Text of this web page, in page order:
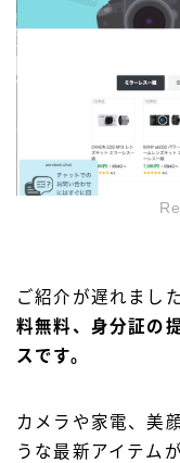
ご紹介が遅れまし
料無料、身分証の
ス です。
カメラや家電、美
うな最新アイテム